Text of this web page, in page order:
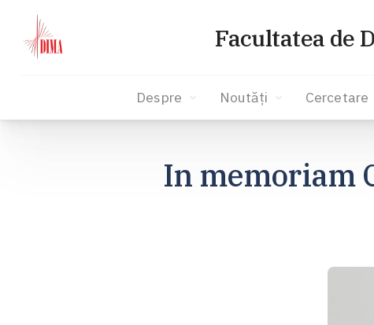
Facultatea de
Despre Noutăți Cercetare
In memoriam